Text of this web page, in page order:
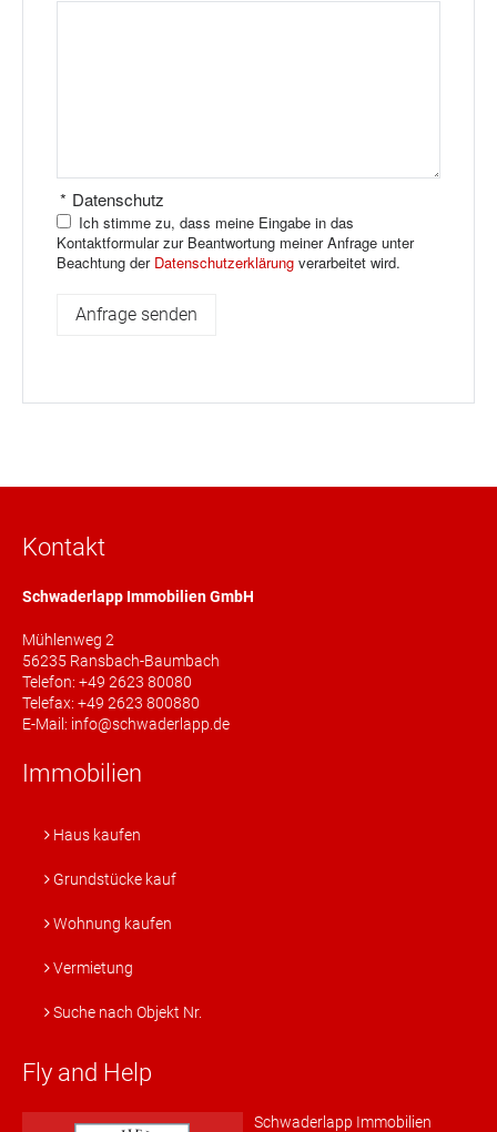
Datenschutz
*
Ich stimme zu, dass meine Eingabe in das
Kontaktformular zur Beantwortung meiner Anfrage unter
Beachtung der Datenschutzerklärung verarbeitet wird.
Kontakt
Schwaderlapp Immobilien GmbH
Mühlenweg 2
56235 Ransbach-Baumbach
Telefon: +49 2623 80080
Telefax: +49 2623 800880
E-Mail: info@schwaderlapp.de
Immobilien
Haus kaufen
Grundstücke kauf
Wohnung kaufen
Vermietung
Suche nach Objekt Nr.
Fly and Help
Schwaderlapp Immobilien